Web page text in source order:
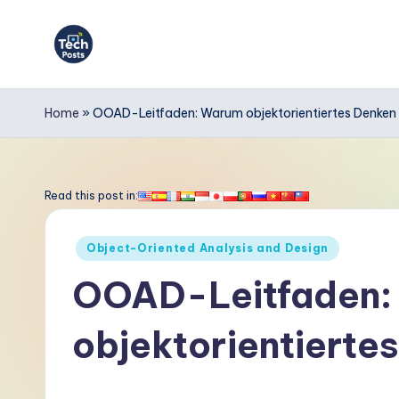
T
e
h
Home » OOAD-Leitfaden: Warum objektorientiertes
Read this post in:
Posted
Object-Oriented Analysis and Design
OOAD-Leitfaden: